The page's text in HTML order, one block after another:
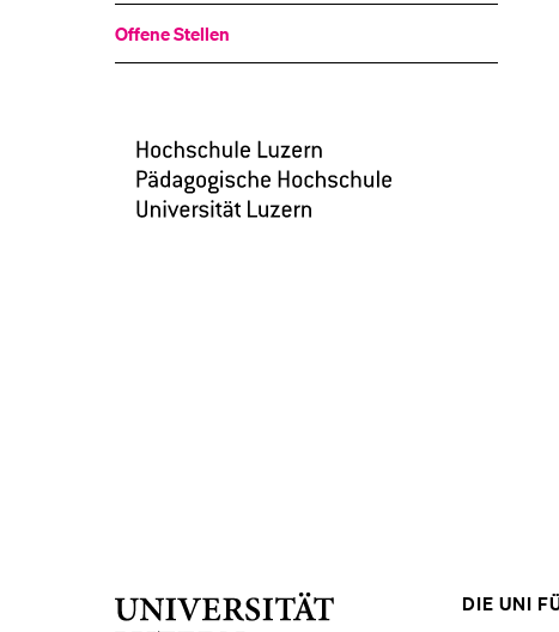
Offene Stellen
Hochschulsport
Campus
Luzern
DIE UNI